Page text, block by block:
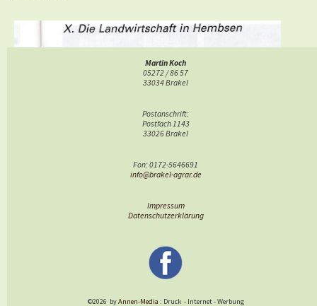
Martin Koch
05272 / 86 57
33034 Brakel
Postanschrift:
Postfach 1143
33026 Brakel
Fon: 0172-5646691
info@brakel-agrar.de
Impressum
Datenschutzerklärung
©2026 byAnnen-Media : Druck - Internet-Werbung